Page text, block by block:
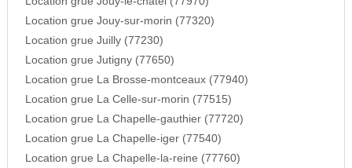
Location grue Jouy-sur-morin (77320)
Location grue Juilly (77230)
Location grue Jutigny (77650)
Location grue La Brosse-montceaux (77940)
Location grue La Celle-sur-morin (77515)
Location grue La Chapelle-gauthier (77720)
Location grue La Chapelle-iger (77540)
Location grue La Chapelle-la-reine (77760)